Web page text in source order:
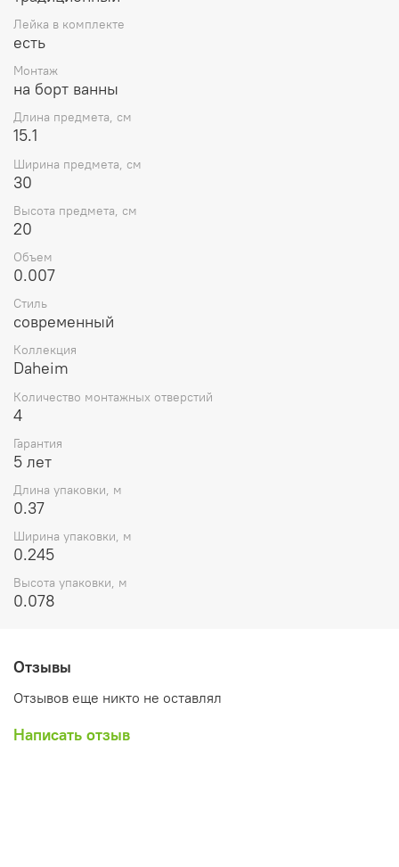
Лейка в комплекте
есть
Монтаж
на борт ванны
Длина предмета, см
15.1
Ширина предмета, см
30
Высота предмета, см
20
Объем
0.007
Стиль
современный
Коллекция
Daheim
Количество монтажных отверстий
4
Гарантия
5 лет
Длина упаковки, м
0.37
Ширина упаковки, м
0.245
Высота упаковки, м
0.078
Отзывы
Отзывов еще никто не оставлял
Написать отзыв